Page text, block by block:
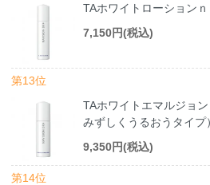
TAホワイトローションｎ
7,150円(税込)
第13位
TAホワイトエマルジョ
みずしくうるおうタイプ
9,350円(税込)
第14位